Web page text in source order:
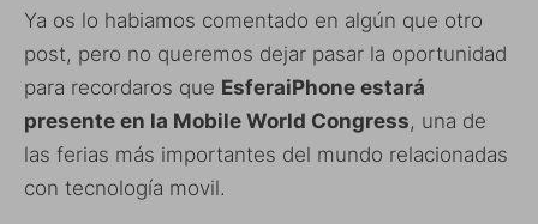
Ya os lo habiamos comentado en algún que otro
post, pero no queremos dejar pasar la oportunidad
para recordaros que EsferaiPhone estará
presente en la Mobile World Congress, una de
las ferias más importantes del mundo relacionadas
con tecnología movil.